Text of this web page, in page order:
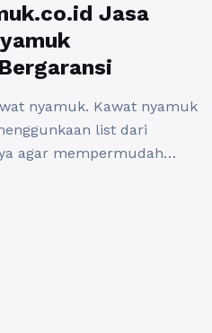
Jasa
nyamuk. Kawat nyamuk
list dari
agar mempermudah
kusen, sedangkan yang